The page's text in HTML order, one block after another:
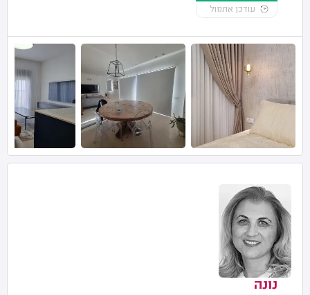
עודכן אתמול
נונה